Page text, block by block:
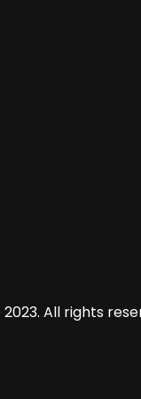
2023. All rights